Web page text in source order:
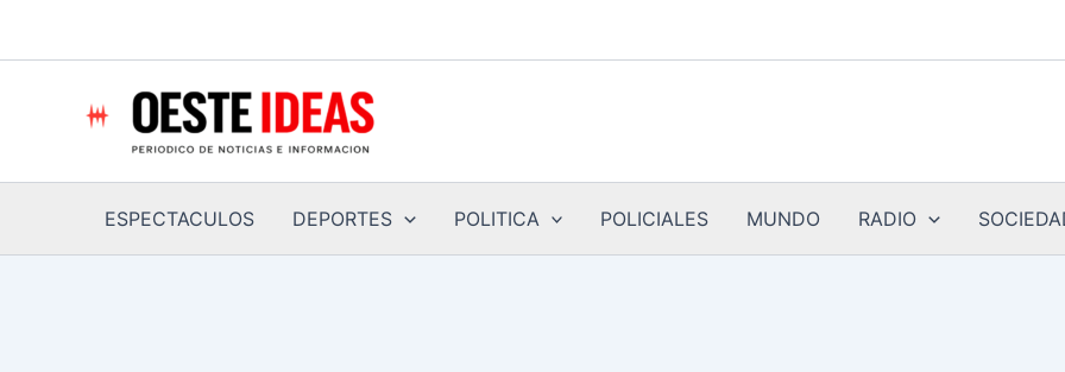
ESPECTACULOS DEPORTES POLITICA POLICIALES MUNDO RADIO